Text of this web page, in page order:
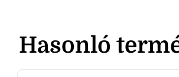
Hasonló